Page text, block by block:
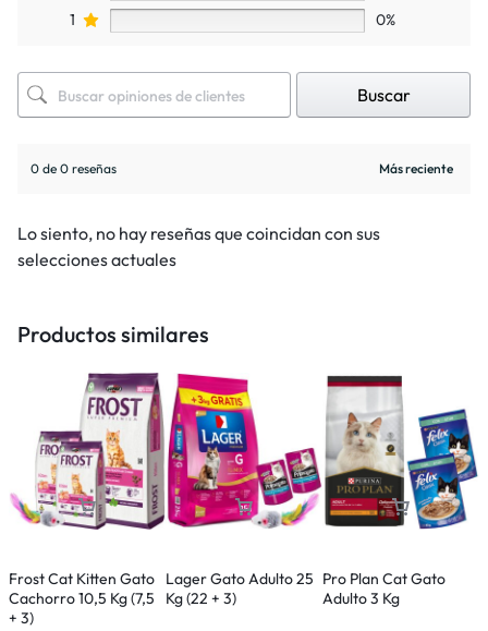
1
0%
Buscar
0 de 0 reseñas
Lo siento, no hay reseñas que coincidan con sus
selecciones actuales
Productos similares
Frost Cat Kitten Gato
Cachorro 10,5 Kg (7,5
+ 3)
Lager Gato Adulto 25
Kg (22 + 3)
Pro Plan Cat Gato
Adulto 3 Kg